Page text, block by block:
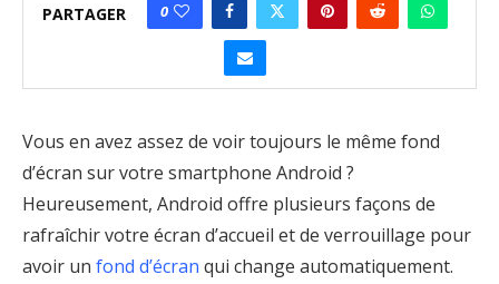
PARTAGER 0
Vous en avez assez de voir toujours le même fond
d’écran sur votre smartphone Android ?
Heureusement, Android offre plusieurs façons de
rafraîchir votre écran d’accueil et de verrouillage pour
avoir un fond d’écran qui change automatiquement.